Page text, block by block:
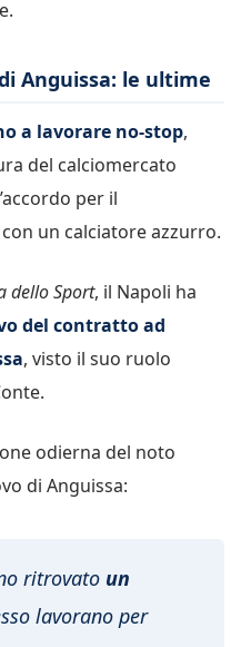
Anguissa: le ultime
a lavorare no-stop,
del calciomercato
per il
un calciatore azzurro.
dello Sport, il Napoli ha
del contratto ad
, visto il suo ruolo
odierna del noto
di Anguissa:
ritrovato un
lavorano per